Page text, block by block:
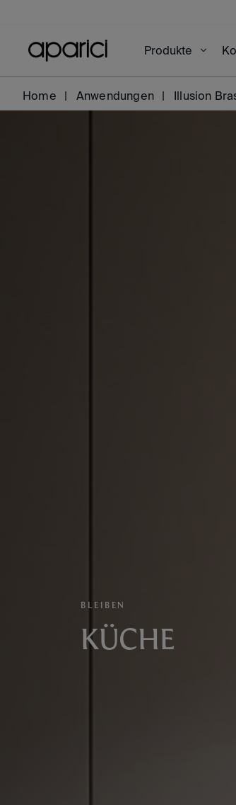
Produkte
Home Anwendungen Illusion
BLEIBEN
KÜCHE